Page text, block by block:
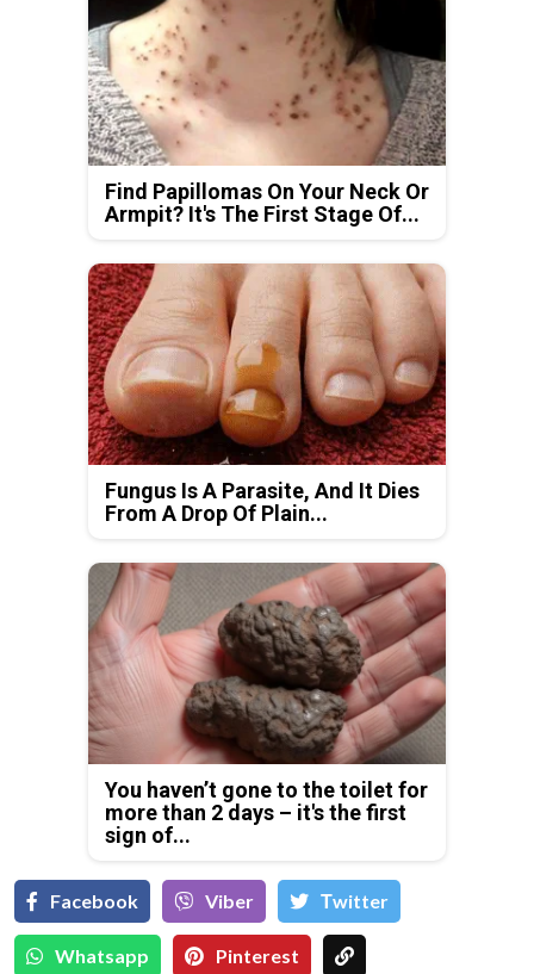
Find Papillomas On Your Neck Or
Armpit? It's The First Stage Of...
Fungus Is A Parasite, And It Dies
From A Drop Of Plain...
You haven’t gone to the toilet for
more than 2 days – it's the first
sign of...
Facebook Viber Тwitter
Whatsapp Pinterest